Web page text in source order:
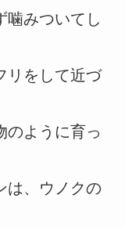
噛みついてし
リをして近づ
のように育っ
は、ウノクの